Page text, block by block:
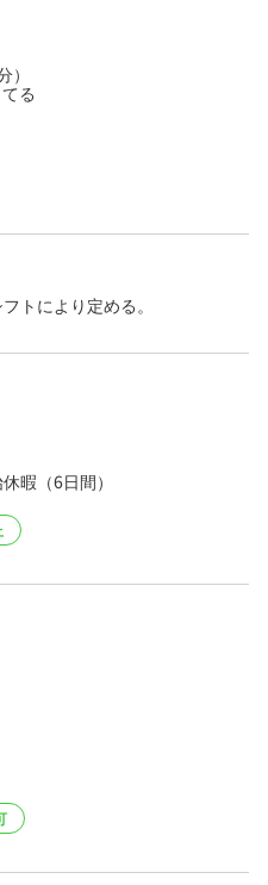
る
トにより定める。
暇（6日間）